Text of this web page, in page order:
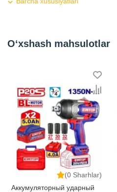
Kategoriya
O‘xshash mahsulotlar
(0 Sharhlar)
Аккумуляторный ударный